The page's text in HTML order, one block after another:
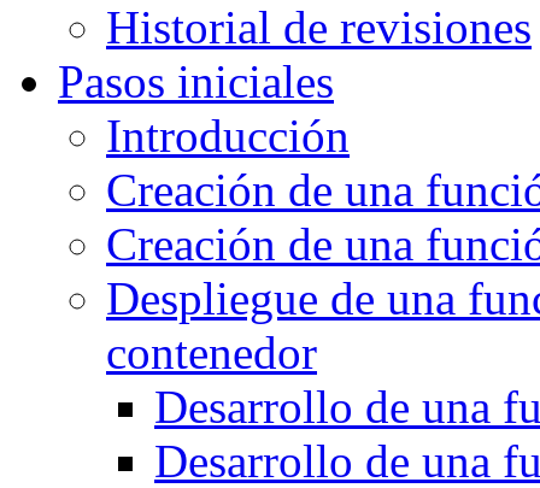
Historial de revisiones
Pasos iniciales
Introducción
Creación de una
Creación de una
Despliegue de una
contenedor
Desarrollo de una
Desarrollo de una